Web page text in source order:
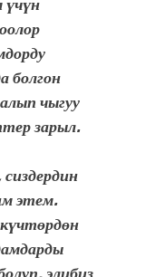
болгон
чыгуу
зарыл.
этем.